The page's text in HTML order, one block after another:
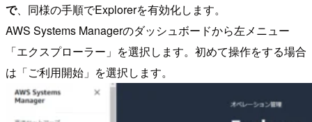
で、同様の手順でExplorerを有効化します。
AWS Systems Managerのダッシュボードから左メニュー
「エクスプローラー」を選択します。初めて操作をする場合
は「ご利用開始」を選択します。